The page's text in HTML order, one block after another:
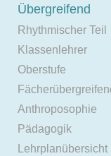
Übergreifend
Rhythmischer Teil
Klassenlehrer
Oberstufe
Anthroposophie
Pädagogik
Lehrplanübersicht